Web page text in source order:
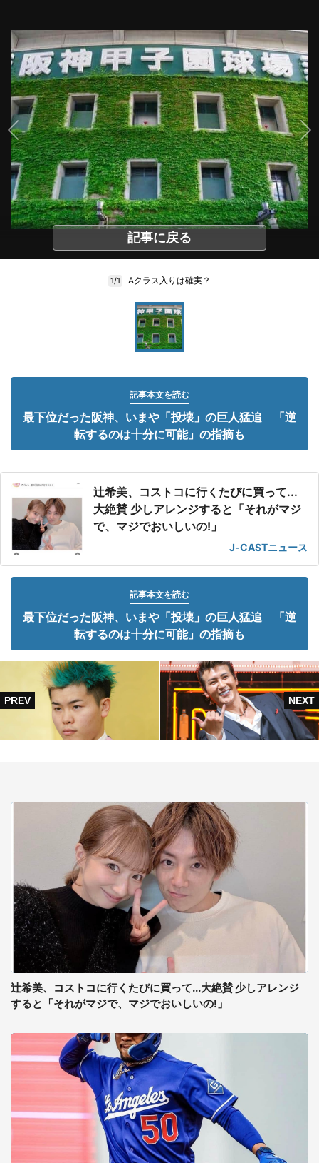
記事に戻る
1/1 Aクラス入りは確実？
記事本文を読む
最下位だった阪神、いまや「投壊」の巨人猛追 「逆
転するのは十分に可能」の指摘も
辻希美、コストコに行くたびに買って...
大絶賛 少しアレンジすると「それがマジ
で、マジでおいしいの!」
J-CASTニュース
記事本文を読む
最下位だった阪神、いまや「投壊」の巨人猛追 「逆
転するのは十分に可能」の指摘も
辻希美、コストコに行くたびに買って...大絶賛 少しアレンジ
すると「それがマジで、マジでおいしいの!」